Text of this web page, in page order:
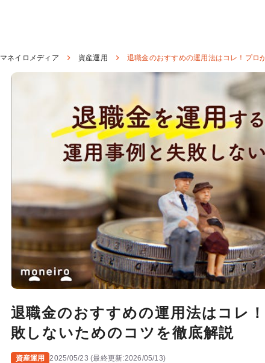
マネイロメディア 資産運用 退職金のおすすめの運用法はコレ！プロ
退職金のおすすめの運用法はコレ
敗しないためのコツを徹底解説
資産運用 2025/05/23 (最終更新:2026/05/13)